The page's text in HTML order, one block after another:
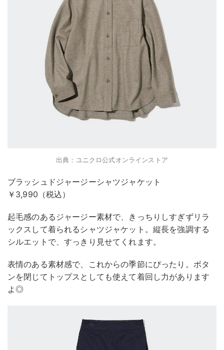
出典：ユニクロ公式オンラインストア
ブラッシュドジャージーシャツジャケット
￥3,990（税込）
起毛感のあるジャージー素材で、きっちりしすぎずリラ
ックスして着られるシャツジャケット。縦長を強調する
シルエットで、すっきり見せてくれます。
表情のある素材感で、これからの季節にぴったり。ボタ
ンを閉じてトップスとしても使えて着回し力があります
よ◎